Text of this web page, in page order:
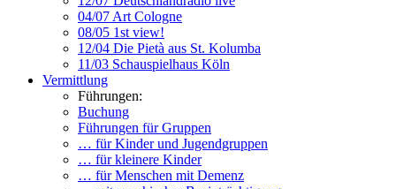
04/07 Art Cologne
08/05 1st view!
12/04 Die Pietà aus St. Kolumba
11/03 Schauspielhaus Köln
Vermittlung
Führungen:
Buchung
Führungen für Gruppen
… für Kinder und Jugendgruppen
… für kleinere Kinder
… für Menschen mit Demenz